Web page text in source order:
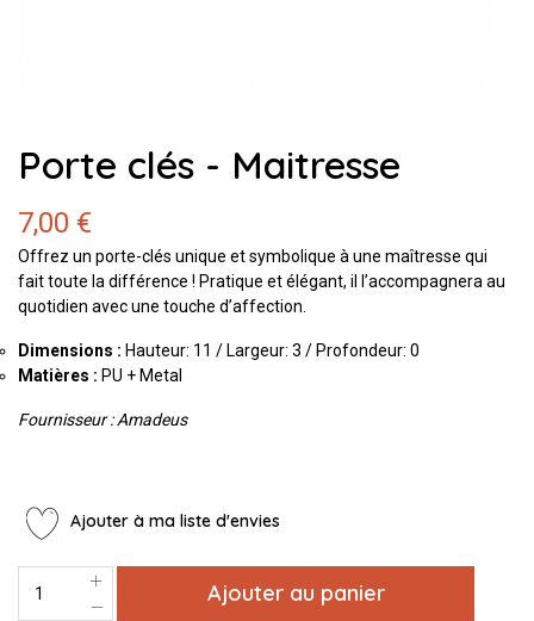
Porte clés - Maitresse
7,00 €
Offrez un porte-clés unique et symbolique à une maîtresse qui
fait toute la différence ! Pratique et élégant, il l’accompagnera au
quotidien avec une touche d’affection.
Dimensions : Hauteur: 11 / Largeur: 3 / Profondeur: 0
Matières : PU + Metal
Fournisseur : Amadeus
Ajouter à ma liste d'envies
Ajouter au panier